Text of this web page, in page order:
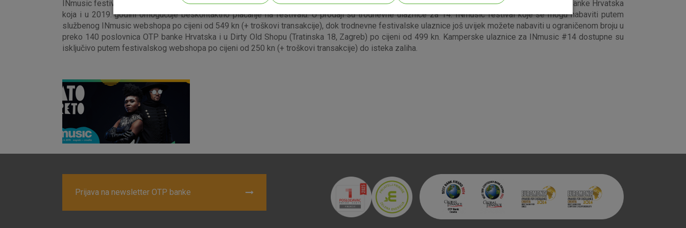
INmusic festival #14 održat će se na već dobro poznatoj lokaciji jarunskih otoka u Zagrebu od 24. do 26. lipnja 2019. godine uz podršku OTP banke Hrvatska
koja i u 2019. godini omogućuje beskontaktno plaćanje na festivalu. U prodaji su trodnevne ulaznice za 14. INmusic festival koje se mogu nabaviti putem
službenog INmusic webshopa po cijeni od 549 kn (+ troškovi transakcije), dok trodnevne festivalske ulaznice još uvijek možete nabaviti u ograničenom broju u
preko 140 poslovnica OTP banke Hrvatska i u Dirty Old Shopu (Tratinska 18, Zagreb) po cijeni od 499 kn. Kamperske ulaznice za INmusic #14 dostupne su
isključivo putem festivalskog webshopa po cijeni od 250 kn (+ troškovi transakcije) do isteka zaliha.
Prijava na newsletter OTP banke
Analitički
Detaljnije informacije o kolačićima